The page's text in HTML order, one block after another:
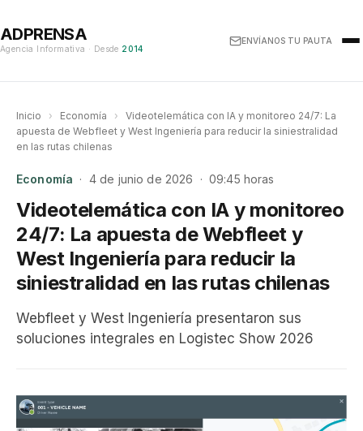
ADPRENSA
Agencia Informativa · Desde 2014
ENVÍANOS TU PAUTA
Inicio › Economía ›
Videotelemática con IA y monitoreo 24/7: La
apuesta de Webfleet y West Ingeniería para reducir la siniestralidad
en las rutas chilenas
Economía · 4 de junio de 2026 · 09:45 horas
Videotelemática con IA y monitoreo
24/7: La apuesta de Webfleet y
West Ingeniería para reducir la
siniestralidad en las rutas chilenas
Webfleet y West Ingeniería presentaron sus
soluciones integrales en Logistec Show 2026